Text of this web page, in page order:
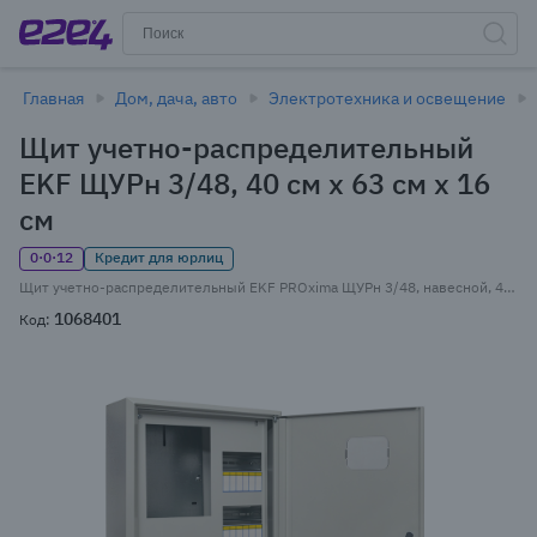
Главная Дом, дача, авто Электротехника и освещение
Щит учетно-распределительный
EKF ЩУРн 3/48, 40 см x 63 см x 16
см
0·0·12
Кредит для юрлиц
Щит учетно-распределительный EKF PROxima ЩУРн 3/48, навесной, 400x630x160мм, окно, замок, IP 31, серый (mb23-3/48)
Код: 1068401